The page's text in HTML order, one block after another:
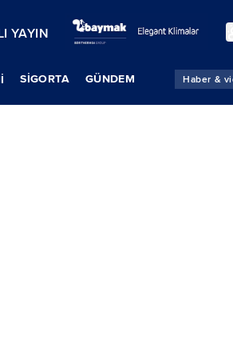
YAYIN
SIGORTA GÜNDEM